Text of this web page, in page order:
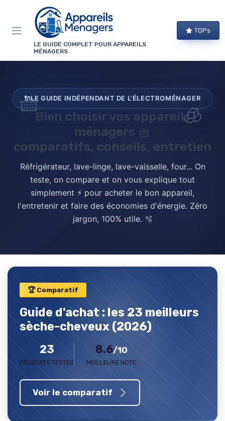
LE GUIDE COMPLET POUR APPAREILS
MÉNAGERS
TOPs
🧺 🧊
🔌LE GUIDE INDÉPENDANT DE L'ÉLECTROMÉNAGER
Bien choisir vos appareils
ménagers 🧺
comparatifs, conseils, entretien
Réfrigérateur, lave-linge, lave-vaisselle, four... On
teste, on compare et on vous explique tout
simplement ⚡ pour acheter le bon appareil,
l'entretenir et faire des économies d'énergie. Zéro
jargon, 100% utile. 🫧
🏆 Comparatif
Guide d'achat : les 23 meilleurs
sèche-cheveux (2026)
23
PRODUITS TESTÉS
8.6/10
MEILLEURE NOTE
Voir le comparatif
Panneau de gestion des cookies